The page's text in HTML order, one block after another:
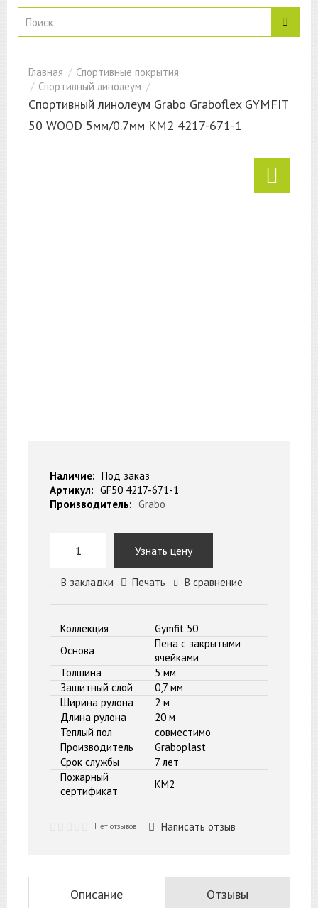
Спортивные покрытия
Спортивный линолеум
Спортивный линолеум Grabo Graboflex GYMFIT
50 WOOD 5мм/0.7мм КМ2 4217-671-1
Наличие: Под заказ
Артикул: GF50 4217-671-1
Производитель: Grabo
Узнать цену
В закладки Печать В сравнение
Коллекция
Gymfit 50
Основа
Пена с закрытыми
ячейками
Толщина
5 мм
Защитный слой
0,7 мм
Ширина рулона
2 м
Длина рулона
20 м
Теплый пол
совместимо
Производитель
Graboplast
Срок службы
7 лет
Пожарный
сертификат
КМ2
Нет отзывов Написать отзыв
Описание Отзывы